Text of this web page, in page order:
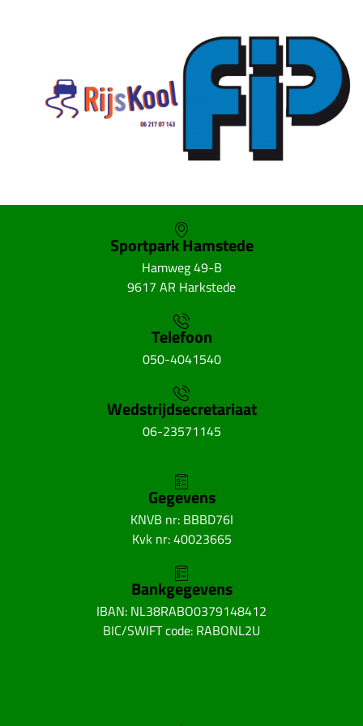
Sportpark Hamstede
Hamweg 49-B
9617 AR Harkstede
Telefoon
050-4041540
Wedstrijdsecretariaat
06-23571145
Gegevens
KNVB nr: BBBD76I
Kvk nr: 40023665
Bankgegevens
IBAN: NL38RABO0379148412
BIC/SWIFT code: RABONL2U